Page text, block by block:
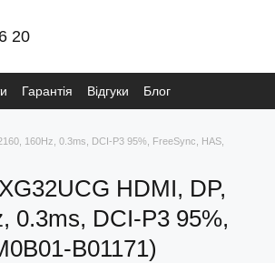
20
Гарантія Відгуки
Блог
META
Видалення даних
160Hz, 0.3ms, DCI-P3 95%, FreeSync, HAS,
HDMI, DP,
0.3ms, DCI-P3 95%,
B01171)